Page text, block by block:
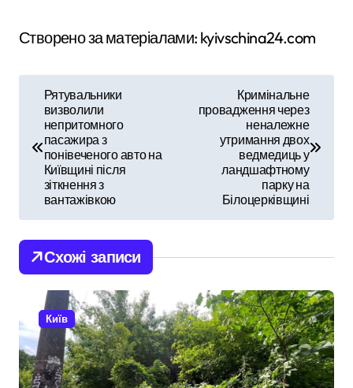
Створено за матеріалами: kyivschina24.com
в
г
а
ц
і
я
з
Рятувальники
визволили
непритомного
пасажира з
понівеченого авто на
Київщині після
зіткнення з
вантажівкою
Кримінальне
провадження через
неналежне
утримання двох
ведмедиць у
ландшафтному
парку на
Білоцерківщині
Схожі записи
Київ